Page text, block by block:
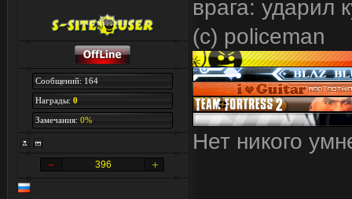
Сообщений: 164
Награды: 0
Замечания: 0%
396
врага: ударил
(с) policeman
Нет никого